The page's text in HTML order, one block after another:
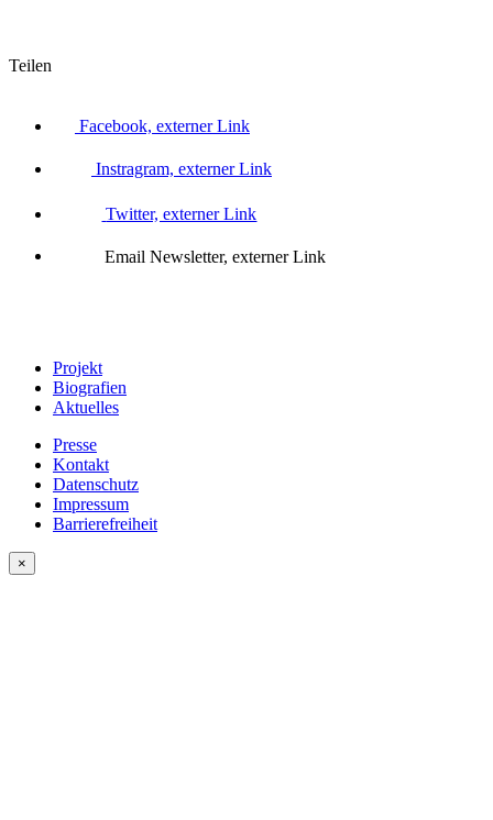
Teilen
Facebook, externer Link
Instragram, externer Link
Twitter, externer Link
Email Newsletter, externer Link
Projekt
Biografien
Aktuelles
Presse
Kontakt
Datenschutz
Impressum
Barrierefreiheit
×